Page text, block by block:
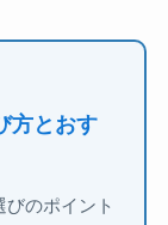
方とおす
のポイント